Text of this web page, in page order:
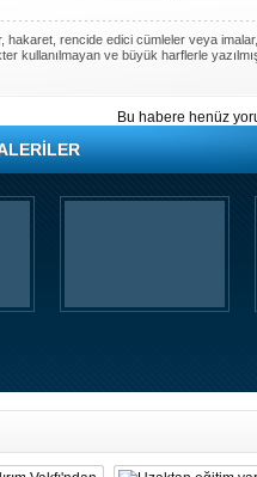
hakaret, rencide edici cümleler veya
kullanılmayan ve büyük harflerle
Bu habere henüz